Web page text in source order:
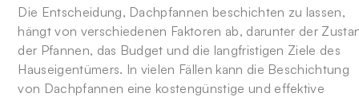
Die Entscheidung, Dachpfannen beschichten zu lassen,
hängt von verschiedenen Faktoren ab, darunter der
der Pfannen, das Budget und die langfristigen Ziele des
Hauseigentümers. In vielen Fällen kann die Beschichtung
von Dachpfannen eine kostengünstige und effektive